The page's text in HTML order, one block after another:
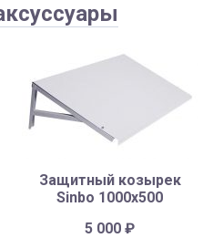
Защитный козырек
Sinbo 1000х500
5 000₽